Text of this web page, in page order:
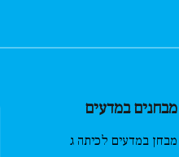
מבחנים במדעים
מבחן במדעים לכיתה ג